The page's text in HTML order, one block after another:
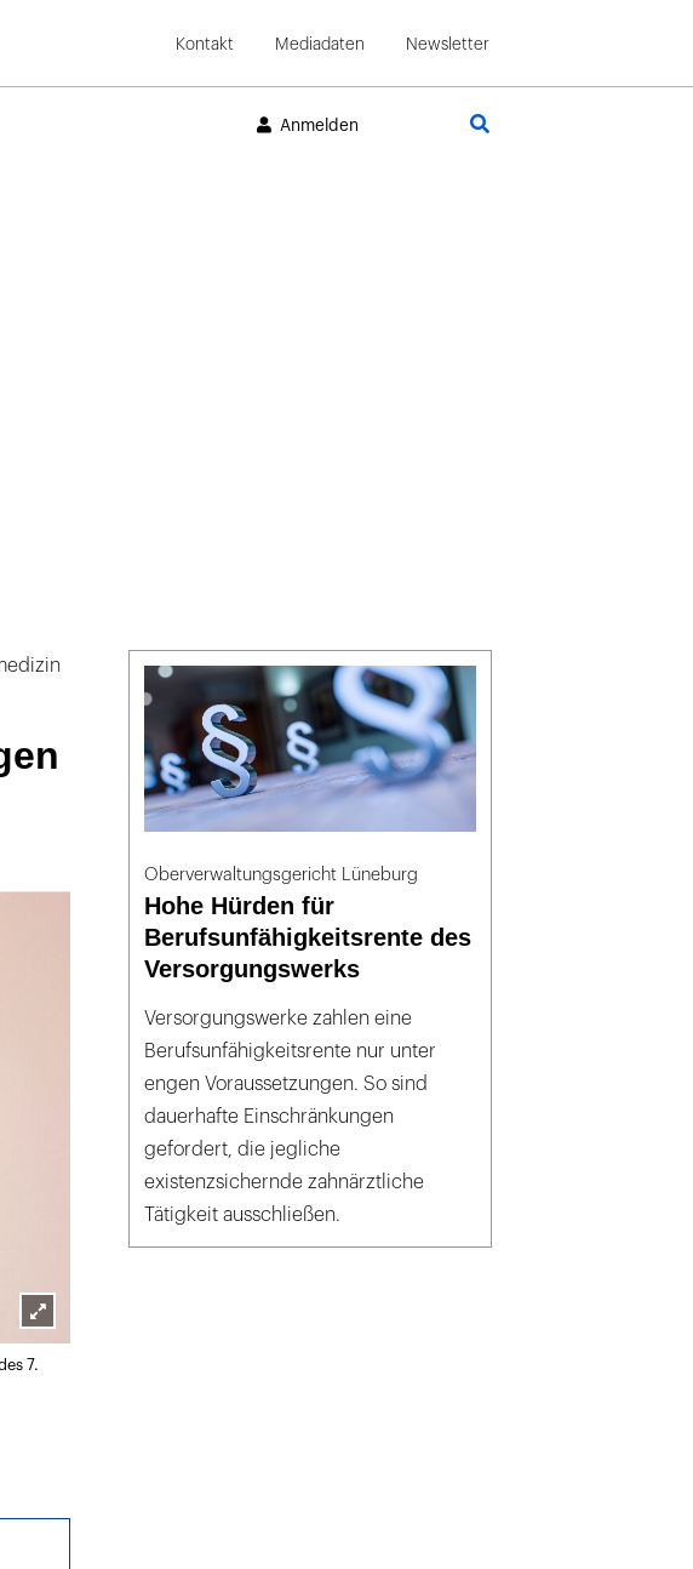
Kontakt Mediadaten Newsletter
Anmelden
Lightbox
öffnen
7.
Oberverwaltungsgericht Lüneburg
Hohe Hürden für
Berufsunfähigkeitsrente des
Versorgungswerks
Versorgungswerke zahlen eine
Berufsunfähigkeitsrente nur unter
engen Voraussetzungen. So sind
dauerhafte Einschränkungen
gefordert, die jegliche
existenzsichernde zahnärztliche
Tätigkeit ausschließen.